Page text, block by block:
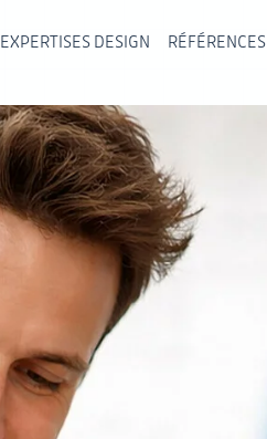
EXPERTISES DESIGN
RÉFÉRENCES